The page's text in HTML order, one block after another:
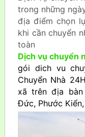
trong những
địa điểm chọn
khi cần chuyển
toàn
Dịch vụ chuyển
gói dich vu
Chuyển Nhà
xã trên địa bàn
Đức, Phước